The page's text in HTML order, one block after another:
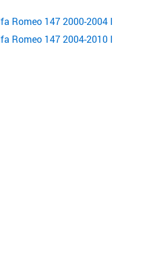
Romeo 147 2000-2004 I
Romeo 147 2004-2010 I